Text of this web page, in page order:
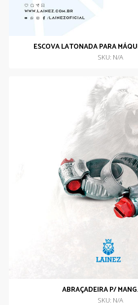
ESCOVA LATONADA PARA
SKU: N/A
ABRAÇADEIRA P/
SKU: N/A